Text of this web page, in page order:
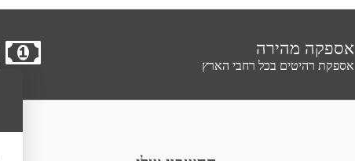
אספקה מהירה
אספקת רהיטים בכל רחבי הארץ